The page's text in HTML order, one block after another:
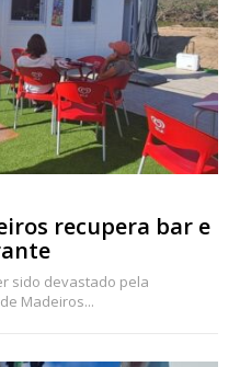
recupera bar e
sido devastado pela
Madeiros...